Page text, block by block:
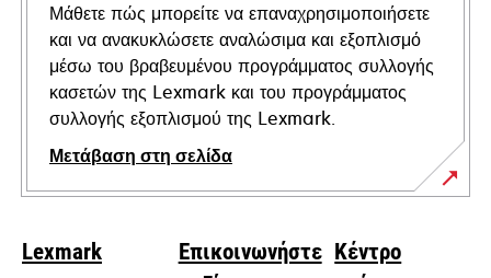
Μάθετε πώς μπορείτε να επαναχρησιμοποιήσετε
και να ανακυκλώσετε αναλώσιμα και εξοπλισμό
μέσω του βραβευμένου προγράμματος συλλογής
κασετών της Lexmark και του προγράμματος
συλλογής εξοπλισμού της Lexmark.
Μετάβαση στη σελίδα
Lexmark
Επικοινωνήστε Κέντρο